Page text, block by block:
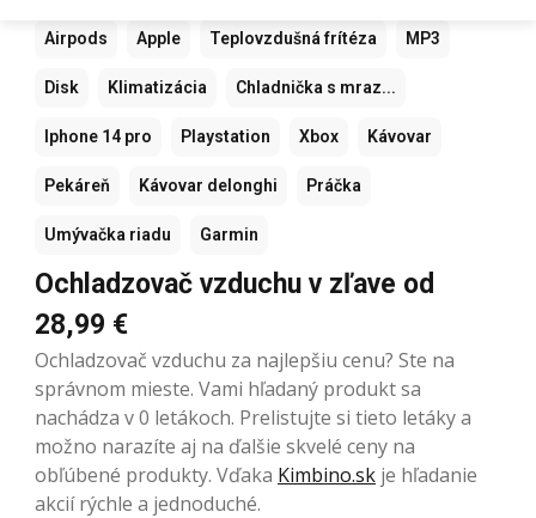
Airpods Apple Teplovzdušná frítéza MP3
Disk Klimatizácia Chladnička s mraz...
Iphone 14 pro Playstation Xbox Kávovar
Pekáreň Kávovar delonghi Práčka
Umývačka riadu Garmin
Ochladzovač vzduchu v zľave od
28,99 €
Ochladzovač vzduchu za najlepšiu cenu? Ste na
správnom mieste. Vami hľadaný produkt sa
nachádza v 0 letákoch. Prelistujte si tieto letáky a
možno narazíte aj na ďalšie skvelé ceny na
obľúbené produkty. Vďaka Kimbino.sk je hľadanie
akcií rýchle a jednoduché.